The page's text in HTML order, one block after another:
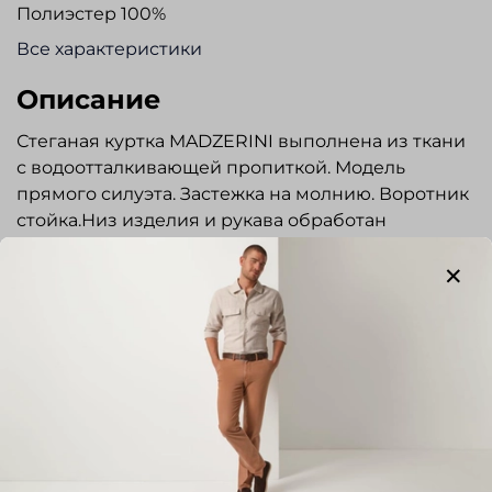
Полиэстер 100%
Все характеристики
Описание
Стеганая куртка MADZERINI выполнена из ткани
с водоотталкивающей пропиткой. Модель
прямого силуэта. Застежка на молнию. Воротник
стойка.Низ изделия и рукава обработан
эластичной тесьмой. Два внешних кармана на
молнии, один внутренний карман на молнии. В
изделии использовано наполнение «VALTHERM».
Этот современный высокотехнологичный
утеплитель, разработанный и запатентованный
в Италии, имеет интересную структуру:
огромное количество микроскопических
полостей, содержащих внутри себя воздушные
пузырьки. Таким образом, вокруг тела человека
создается своеобразная воздушная подушка,